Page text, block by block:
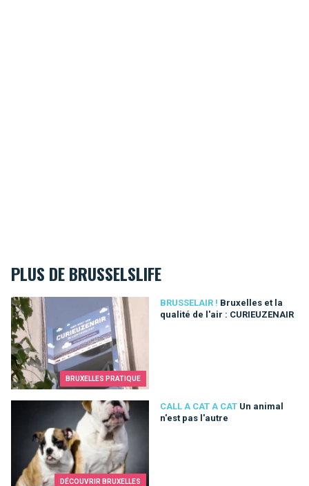
PLUS DE BRUSSELSLIFE
BRUXELLES PRATIQUE
BRUSSELAIR ! Bruxelles et la
qualité de l'air : CURIEUZENAIR
Bruxelles et la qualité de l'air : CURIEUZENAIR
DÉCOUVRIR BRUXELLES
CALL A CAT A CAT Un animal
n'est pas l'autre
Un animal n'est pas l'autre